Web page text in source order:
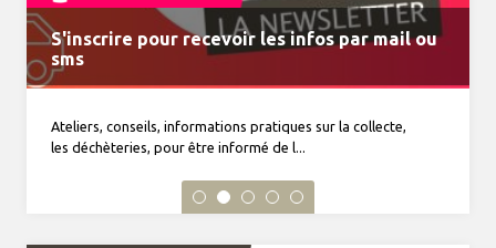
VENTE DE COMPOSTEURS
S'inscrire pour recevoir les infos par mail ou
sms
Ateliers, conseils, informations pratiques sur la collecte,
les déchèteries, pour être informé de l...
MonTri, toutes vos infos déchets dans la
poche
Journal du tri n°34 à découvrir
Horaires d'été du 15 juin au 19 septembre 2026